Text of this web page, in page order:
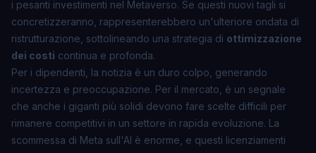
i pesanti investimenti nel Metaverso. Se questi nuovi tagli si
concretizzeranno, rappresenterebbero un'ulteriore ondata di
ristrutturazione, sottolineando una strategia di ottimizzazione
dei costi continua e profonda.
Per i dipendenti, la notizia è un duro colpo, generando
incertezza e preoccupazione. Per il mercato, è un segnale
che anche i giganti più solidi devono fare scelte difficili per
rimanere competitivi in un settore in rapida evoluzione. La
scommessa di Meta sull'AI è enorme, e questi licenziamenti